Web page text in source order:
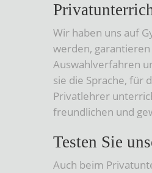
Wir haben uns auf
werden,
Auswahlverfahren
sie die Sprache, für
Privatlehrer
freundlichen und
Testen Sie
Auch beim